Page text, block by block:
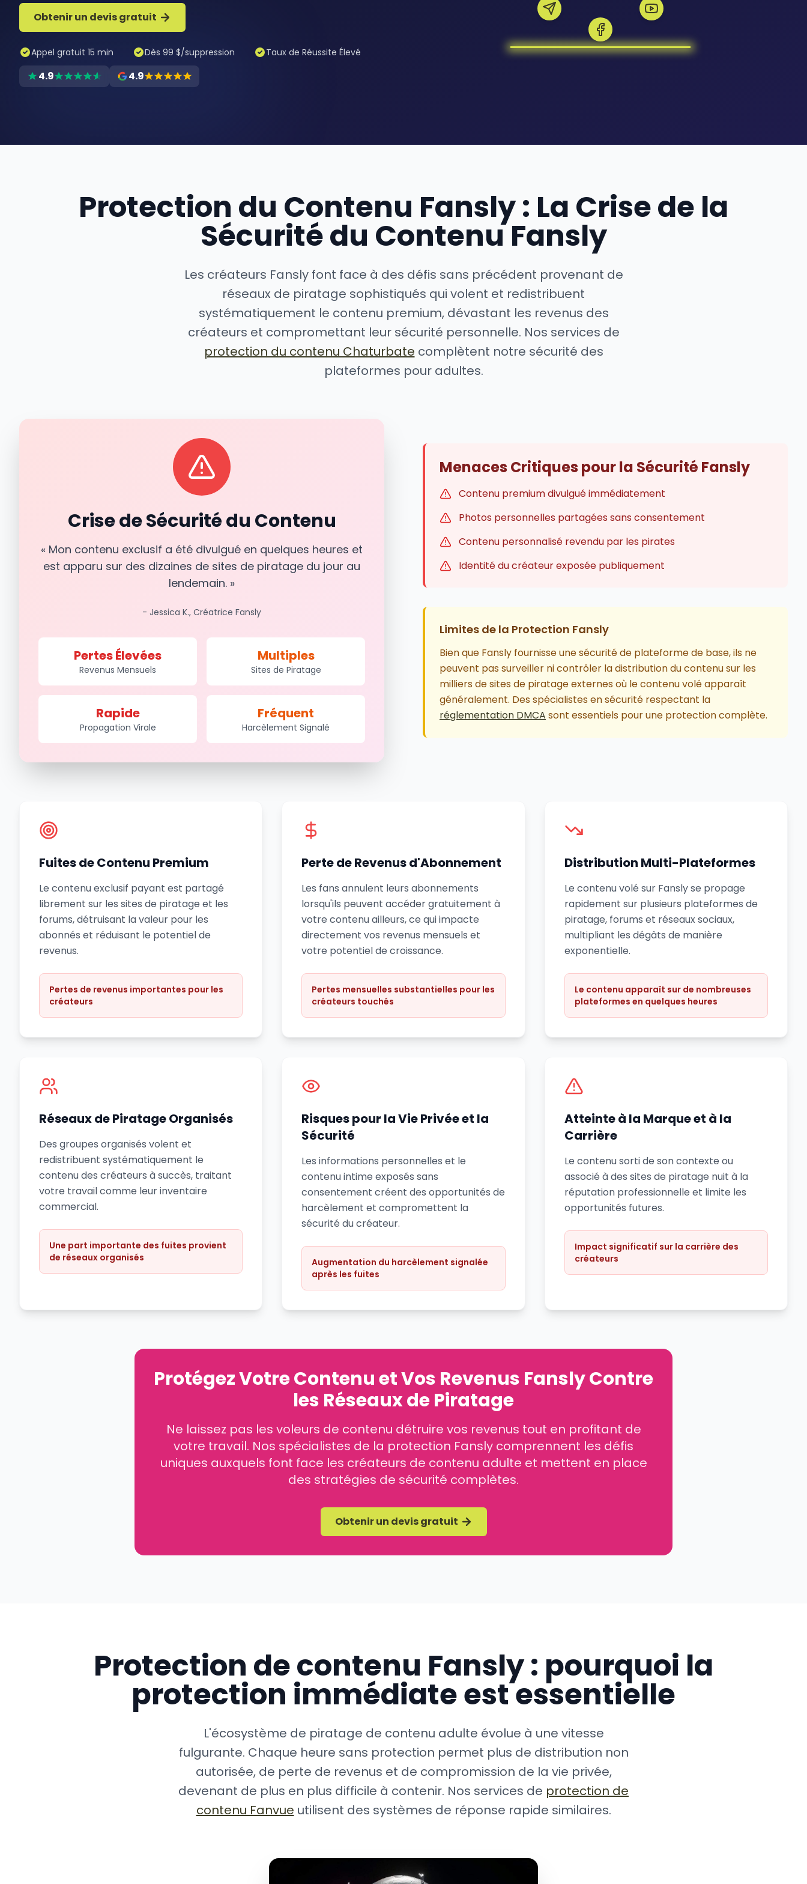
Obtenir un devis gratuit
Appel gratuit 15 min Dès 99 $/suppression Taux de Réussite Élevé
4.9 4.9
Protection du Contenu Fansly : La Crise de la
Sécurité du Contenu Fansly
Les créateurs Fansly font face à des défis sans précédent provenant de
réseaux de piratage sophistiqués qui volent et redistribuent
systématiquement le contenu premium, dévastant les revenus des
créateurs et compromettant leur sécurité personnelle. Nos services de
protection du contenu Chaturbate complètent notre sécurité des
plateformes pour adultes.
Crise de Sécurité du Contenu
« Mon contenu exclusif a été divulgué en quelques heures et
est apparu sur des dizaines de sites de piratage du jour au
lendemain. »
- Jessica K., Créatrice Fansly
Pertes Élevées
Revenus Mensuels
Multiples
Sites de Piratage
Rapide
Propagation Virale
Fréquent
Harcèlement Signalé
Menaces Critiques pour la Sécurité Fansly
Contenu premium divulgué immédiatement
Photos personnelles partagées sans consentement
Contenu personnalisé revendu par les pirates
Identité du créateur exposée publiquement
Limites de la Protection Fansly
Bien que Fansly fournisse une sécurité de plateforme de base, ils ne
peuvent pas surveiller ni contrôler la distribution du contenu sur les
milliers de sites de piratage externes où le contenu volé apparaît
généralement. Des spécialistes en sécurité respectant la
réglementation DMCA sont essentiels pour une protection complète.
Fuites de Contenu Premium
Le contenu exclusif payant est partagé
librement sur les sites de piratage et les
forums, détruisant la valeur pour les
abonnés et réduisant le potentiel de
revenus.
Pertes de revenus importantes pour les
créateurs
Perte de Revenus d'Abonnement
Les fans annulent leurs abonnements
lorsqu'ils peuvent accéder gratuitement à
votre contenu ailleurs, ce qui impacte
directement vos revenus mensuels et
votre potentiel de croissance.
Pertes mensuelles substantielles pour les
créateurs touchés
Distribution Multi-Plateformes
Le contenu volé sur Fansly se propage
rapidement sur plusieurs plateformes de
piratage, forums et réseaux sociaux,
multipliant les dégâts de manière
exponentielle.
Le contenu apparaît sur de nombreuses
plateformes en quelques heures
Réseaux de Piratage Organisés
Des groupes organisés volent et
redistribuent systématiquement le
contenu des créateurs à succès, traitant
votre travail comme leur inventaire
commercial.
Une part importante des fuites provient
de réseaux organisés
Risques pour la Vie Privée et la
Sécurité
Les informations personnelles et le
contenu intime exposés sans
consentement créent des opportunités de
harcèlement et compromettent la
sécurité du créateur.
Augmentation du harcèlement signalée
après les fuites
Atteinte à la Marque et à la
Carrière
Le contenu sorti de son contexte ou
associé à des sites de piratage nuit à la
réputation professionnelle et limite les
opportunités futures.
Impact significatif sur la carrière des
créateurs
Protégez Votre Contenu et Vos Revenus Fansly Contre
les Réseaux de Piratage
Ne laissez pas les voleurs de contenu détruire vos revenus tout en profitant de
votre travail. Nos spécialistes de la protection Fansly comprennent les défis
uniques auxquels font face les créateurs de contenu adulte et mettent en place
des stratégies de sécurité complètes.
Obtenir un devis gratuit
Protection de contenu Fansly : pourquoi la
protection immédiate est essentielle
L'écosystème de piratage de contenu adulte évolue à une vitesse
fulgurante. Chaque heure sans protection permet plus de distribution non
autorisée, de perte de revenus et de compromission de la vie privée,
devenant de plus en plus difficile à contenir. Nos services de protection de
contenu Fanvue utilisent des systèmes de réponse rapide similaires.